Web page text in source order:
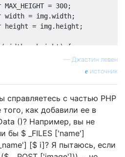
MAX_HEIGHT = 300;
width = img.width;
height = img. height ;
( width height )
{
MAX_WIDTH) {
{
(height > MAX_HEIGHT)
{
width
*=
height
MAX_HEIGHT
;
— Джастин левен
источник
справляетесь с частью PHP
того, как добавили ее в
()? Например, вы не
бы $ _FILES ['name']
[$ i]? Я пытаюсь, если